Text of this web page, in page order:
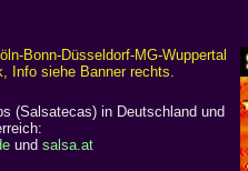
Bonn-Düsseldorf-MG-Wuppertal
Info siehe Banner rechts.
(Salsatecas) in Deutschland und
und salsa.at